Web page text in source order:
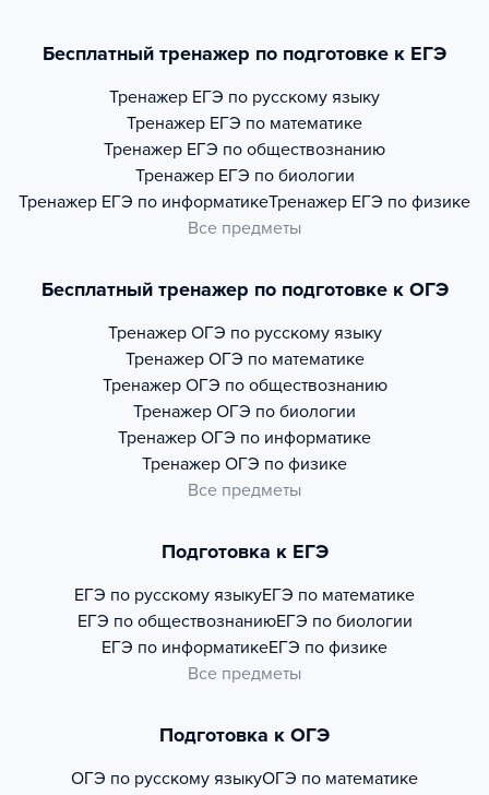
Бесплатный тренажер по подготовке к ЕГЭ
Тренажер ЕГЭ по русскому языку
Тренажер ЕГЭ по математике
Тренажер ЕГЭ по обществознанию
Тренажер ЕГЭ по биологии
Тренажер ЕГЭ по информатикеТренажер ЕГЭ по физике
Все предметы
Бесплатный тренажер по подготовке к ОГЭ
Тренажер ОГЭ по русскому языку
Тренажер ОГЭ по математике
Тренажер ОГЭ по обществознанию
Тренажер ОГЭ по биологии
Тренажер ОГЭ по информатике
Тренажер ОГЭ по физике
Все предметы
Подготовка к ЕГЭ
ЕГЭ по русскому языкуЕГЭ по математике
ЕГЭ по обществознаниюЕГЭ по биологии
ЕГЭ по информатикеЕГЭ по физике
Все предметы
Подготовка к ОГЭ
ОГЭ по русскому языкуОГЭ по математике